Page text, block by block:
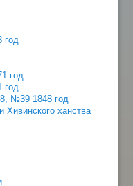
год
год
год
№39 1848 год
Хивинского ханства